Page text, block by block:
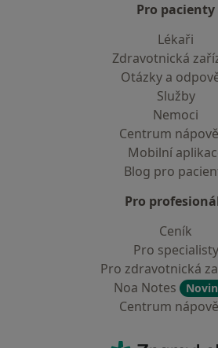
Pro pacienty
Lékaři
Zdravotnická
Otázky a
Služby
Nemoci
Centrum
Mobilní
Blog pro
Pro
Ceník
Pro specialisty
Pro zdravotnická
Noa Notes
Centrum